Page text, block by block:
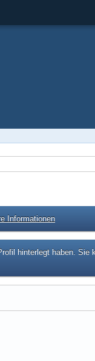
Informationen
hinterlegt haben. Sie